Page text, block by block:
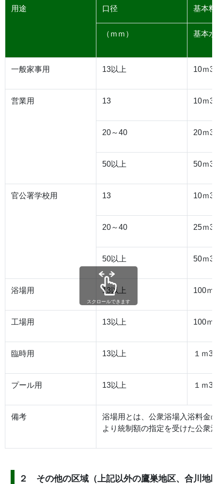
用途 口径 基本
（ｍｍ） 基本
一般家事用 13以上 10ｍ3
営業用 13 10ｍ3
20～40 20ｍ3
50以上 50ｍ3
官公署学校用 13 10ｍ3
20～40 25ｍ3
50以上 50ｍ3
浴場用 13以上 100ｍ
工場用 13以上 100ｍ
臨時用 13以上 １ｍ3
プール用 13以上 １ｍ3
備考
浴場用とは、公衆浴場入浴料金
より統制額の指定を受けた公衆
２ その他の区域（上記以外の鷹巣地区、合川地
スクロールできます